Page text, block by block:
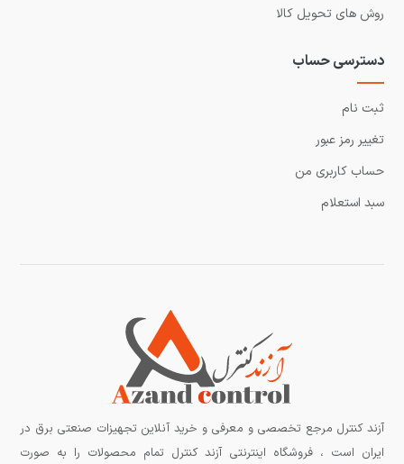
روش های تحویل کالا
دسترسی حساب
ثبت نام
تغییر رمز عبور
حساب کاربری من
سبد استعلام
آزند کنترل مرجع تخصصی و معرفی و خرید آنلاین تجهیزات صنعتی برق در
ایران است ، فروشگاه اینترنتی آزند کنترل تمام محصولات را به صورت